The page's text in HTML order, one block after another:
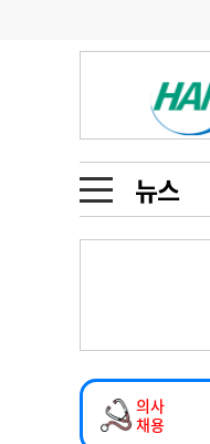
뉴스
오피니언
인물
동영상뉴스
메디 Hospital
인포메이션
의사
채용